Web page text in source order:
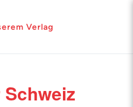
Verlag